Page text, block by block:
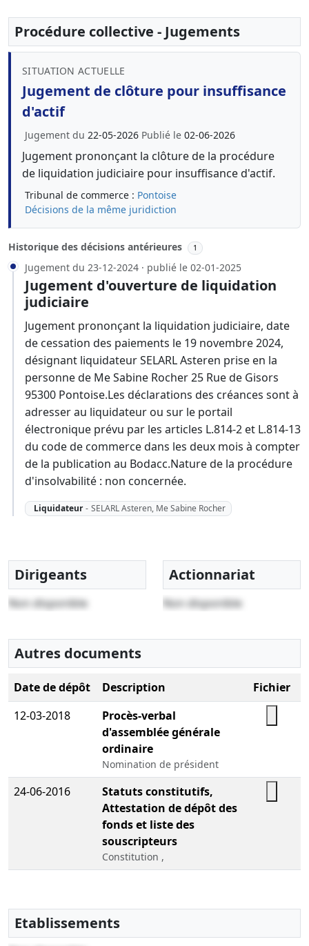
Procédure collective - Jugements
SITUATION ACTUELLE
Jugement de clôture pour insuffisance
d'actif
Jugement du 22-05-2026 Publié le 02-06-2026
Jugement prononçant la clôture de la procédure
de liquidation judiciaire pour insuffisance d'actif.
Tribunal de commerce : Pontoise
Décisions de la même juridiction
Historique des décisions antérieures 1
Jugement du 23-12-2024 · publié le 02-01-2025
Jugement d'ouverture de liquidation
judiciaire
Jugement prononçant la liquidation judiciaire, date
de cessation des paiements le 19 novembre 2024,
désignant liquidateur SELARL Asteren prise en la
personne de Me Sabine Rocher 25 Rue de Gisors
95300 Pontoise.Les déclarations des créances sont à
adresser au liquidateur ou sur le portail
électronique prévu par les articles L.814-2 et L.814-13
du code de commerce dans les deux mois à compter
de la publication au Bodacc.Nature de la procédure
d'insolvabilité : non concernée.
Liquidateur - SELARL Asteren, Me Sabine Rocher
Dirigeants
Non disponible
Actionnariat
Non disponible
Autres documents
Date de dépôt Description
Fichier
12-03-2018
Procès-verbal
d'assemblée générale
ordinaire
Nomination de président
24-06-2016
Statuts constitutifs,
Attestation de dépôt des
fonds et liste des
souscripteurs
Constitution ,
Etablissements